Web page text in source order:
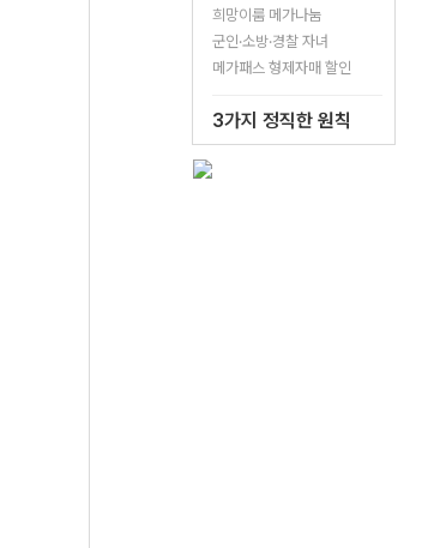
희망이룸 메가나눔
군인·소방·경찰 자녀
메가패스 형제자매 할인
3가지 정직한 원칙